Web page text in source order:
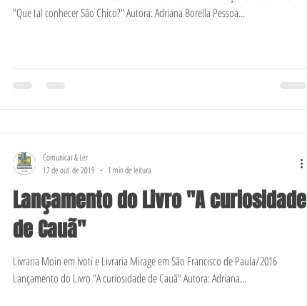
"Que tal conhecer São Chico?" Autora: Adriana Borella Pessoa...
Lançamento do Livro "A curiosidade
de Cauã"
Livraria Moin em Ivoti e Livraria Mirage em São Francisco de Paula/2016
Lançamento do Livro "A curiosidade de Cauã" Autora: Adriana...
Comunicar & Ler
17 de out. de 2019
1 min de leitura